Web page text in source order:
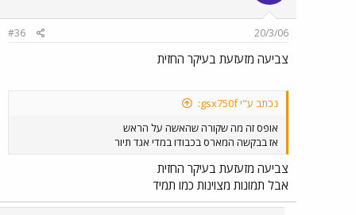
20/3/06
#36
צביעה מזעזעת בעיקר החזית
נכתב ע"י gsx750f:
אופס זה מה שקורה שהאשה על הראש
אז בבקשה המארס בכבודו במדי אגד תיור
צביעה מזעזעת בעיקר החזית
אבל תמונות מצוינות כמו תמיד